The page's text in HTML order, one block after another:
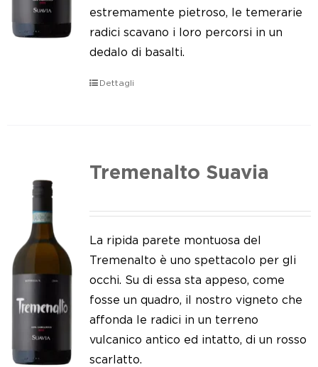
estremamente pietroso, le temerarie
radici scavano i loro percorsi in un
dedalo di basalti.
Dettagli
Tremenalto Suavia
La ripida parete montuosa del
Tremenalto è uno spettacolo per gli
occhi. Su di essa sta appeso, come
fosse un quadro, il nostro vigneto che
affonda le radici in un terreno
vulcanico antico ed intatto, di un rosso
scarlatto.